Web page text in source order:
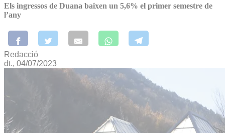
Els ingressos de Duana baixen un 5,6% el primer semestre de
l’any
Redacció
dt., 04/07/2023